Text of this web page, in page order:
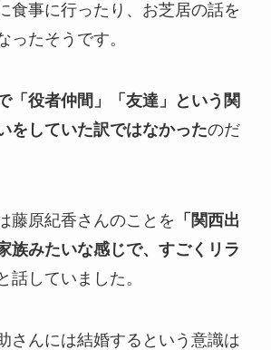
食事に行ったり、お芝居の話を
ったそうです。
「役者仲間」「友達」という関
をしていた訳ではなかったのだ
藤原紀香さんのことを 「関西出
族みたいな感じで、すごくリラ
話していました。
さんには結婚するという意識は